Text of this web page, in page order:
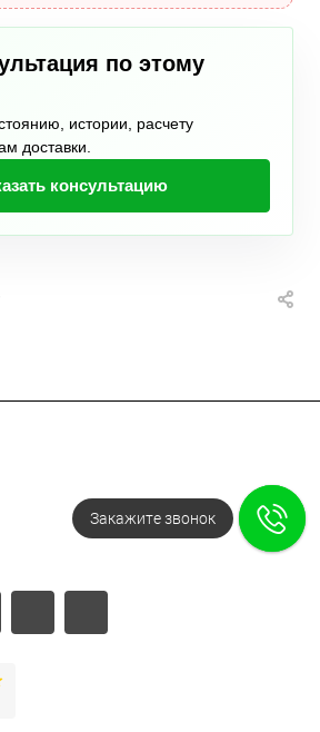
по этому
истории, расчету
доставки.
консультацию
Закажите звонок